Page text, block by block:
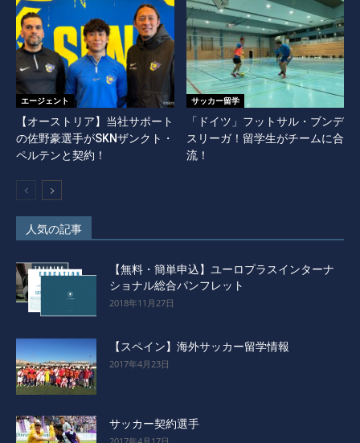
エージェント
【オーストリア】当社サポート
の佐野豪選手がSKNザンクト・
ペルテンと契約！
サッカー留学
「ドイツ」フットサル・ブンデ
スリーガ！留学生がチームに合
流！
人気の記事
【無料・簡単申込】ユーロプラスインターナ
ショナル総合パンフレット
2018年11月27日
【スペイン】海外サッカー留学情報
2017年4月23日
サッカー契約選手